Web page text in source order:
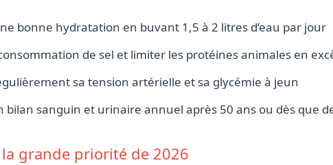
bonne hydratation en buvant 1,5 à 2 litres d’eau par jour
de sel et limiter les protéines animales en
sa tension artérielle et sa glycémie à jeun
bilan sanguin et urinaire annuel après 50 ans ou dès que
grande priorité de 2026